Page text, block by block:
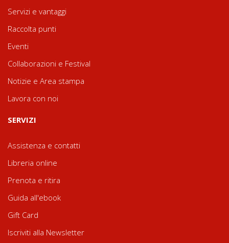
Servizi e vantaggi
Raccolta punti
Eventi
Collaborazioni e Festival
Notizie e Area stampa
Lavora con noi
SERVIZI
Assistenza e contatti
Libreria online
Prenota e ritira
Guida all'ebook
Gift Card
Iscriviti alla Newsletter